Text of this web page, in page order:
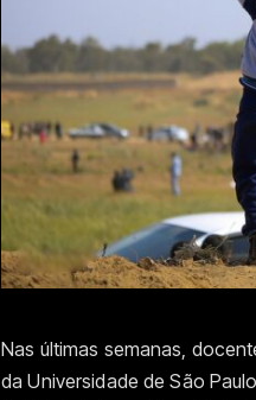
Nas últimas semanas,
da Universidade de São